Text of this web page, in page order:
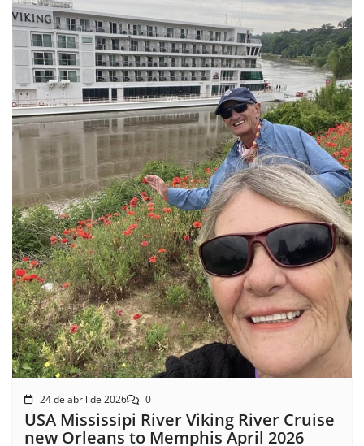
24 de abril de 2026 0
USA Mississipi River Viking River Cruise
new Orleans to Memphis April 2026